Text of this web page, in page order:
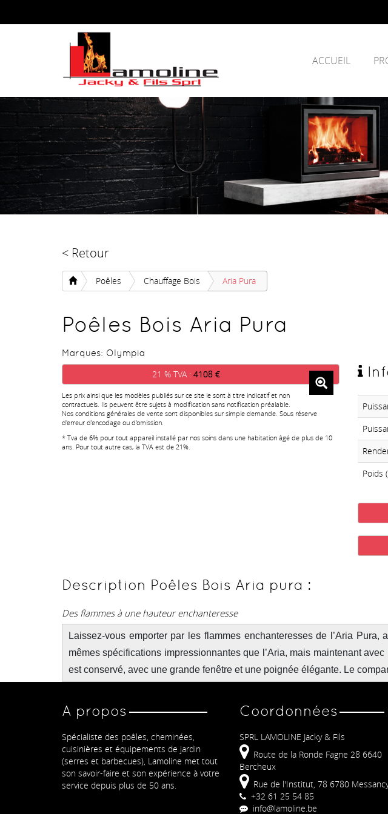
ACCUEIL
< Retour
Poêles Chauffage Bois Aria Pura
Poêles Bois Aria Pura
Marques: Olympia
21 % TVA :4108 €
Les prix ainsi que les modèles publiés sur ce site le sont à titre indicatif et non
contractuels. Ils peuvent être sujets à modification sans notification préalable.
Nos conditions générales de vente sont disponibles sur simple demande. Sous réserve
d'erreur d'encodage ou d'omission.
* Tva de 6% pour tout appareil installé par nos soins dans une habitation âgé de plus de 10
ans. Pour tout autre cas, la TVA est de 21%.
Poids
Description Poêles Bois Aria pura :
Des flammes à une hauteur enchanteresse
Laissez-vous emporter par les flammes enchanteresses de l’Aria
mêmes spécifications impressionnantes que l’Aria, mais maintenant
est conservé, avec une grande fenêtre et une poignée élégante. Le
A propos
Spécialiste des poêles, cheminées,
cuisinières et équipements de jardin
(serres et barbecues), Lamoline met tout
son savoir-faire et son expérience à votre
service depuis plus de 50 ans.
Coordonnées
SPRL LAMOLINE Jacky & Fils
Route de la Ronde Fagne 28 6640
Bercheux
Rue de l'Institut, 78 6780
+32 61 25 54 85
info@lamoline.be